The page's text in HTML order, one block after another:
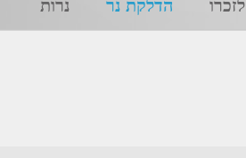
לזכרו הדלקת נר נרות